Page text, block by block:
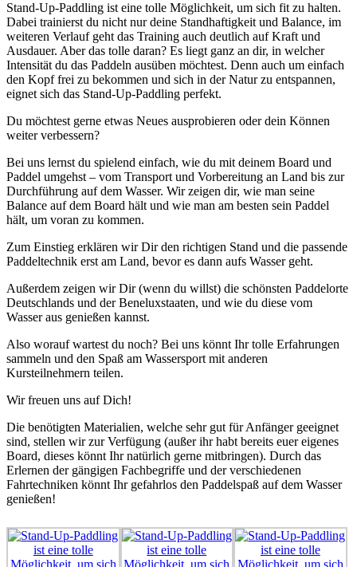
Stand-Up-Paddling ist eine tolle Möglichkeit, um sich fit zu halten.
Dabei trainierst du nicht nur deine Standhaftigkeit und Balance, im
weiteren Verlauf geht das Training auch deutlich auf Kraft und
Ausdauer. Aber das tolle daran? Es liegt ganz an dir, in welcher
Intensität du das Paddeln ausüben möchtest. Denn auch um einfach
den Kopf frei zu bekommen und sich in der Natur zu entspannen,
eignet sich das Stand-Up-Paddling perfekt.
Du möchtest gerne etwas Neues ausprobieren oder dein Können
weiter verbessern?
Bei uns lernst du spielend einfach, wie du mit deinem Board und
Paddel umgehst – vom Transport und Vorbereitung an Land bis zur
Durchführung auf dem Wasser. Wir zeigen dir, wie man seine
Balance auf dem Board hält und wie man am besten sein Paddel
hält, um voran zu kommen.
Zum Einstieg erklären wir Dir den richtigen Stand und die passende
Paddeltechnik erst am Land, bevor es dann aufs Wasser geht.
Außerdem zeigen wir Dir (wenn du willst) die schönsten Paddelorte
Deutschlands und der Beneluxstaaten, und wie du diese vom
Wasser aus genießen kannst.
Also worauf wartest du noch? Bei uns könnt Ihr tolle Erfahrungen
sammeln und den Spaß am Wassersport mit anderen
Kursteilnehmern teilen.
Wir freuen uns auf Dich!
Die benötigten Materialien, welche sehr gut für Anfänger geeignet
sind, stellen wir zur Verfügung (außer ihr habt bereits euer eigenes
Board, dieses könnt Ihr natürlich gerne mitbringen). Durch das
Erlernen der gängigen Fachbegriffe und der verschiedenen
Fahrtechniken könnt Ihr gefahrlos den Paddelspaß auf dem Wasser
genießen!